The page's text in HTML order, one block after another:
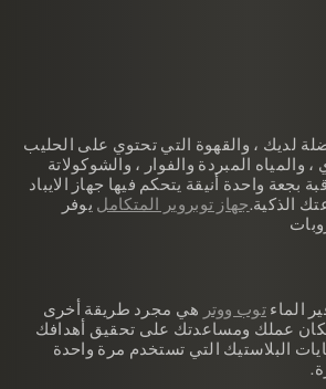
لديك ، والقهوة التي تحتوي على الحليب
والمياه المبردة والفوار ، والشوكولاتة
بجعة واحدة أنيقة يتحكم فيها جهاز الايباد
الذكية.جهاز توبروير المتكامل يوفر
الماءتوب ووتر هي مجرد طريقة أخرى
عملك ومساعدتك على تحقيق أهدافك
البلاستيك التي تستخدم مرة واحدة